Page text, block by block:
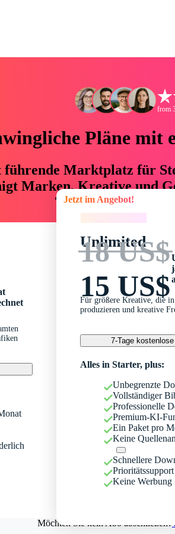
from
Pläne mit
Marktplatz für
Marken, Kreative und
76 % an Zeit und
Jetzt im Angebot!
Unlimited
18 US$
15 US$
Für größere Kreative, die
produzieren und kreative
7-Tage
Alles in Starter, plus:
Unbegrenzte
Vollständiger
Professionelle
Premium-KI-
Ein Paket pro
Keine
Schnellere
Prioritätssupport
Keine Werbung
Möchten Sie kein Abo abschließen?